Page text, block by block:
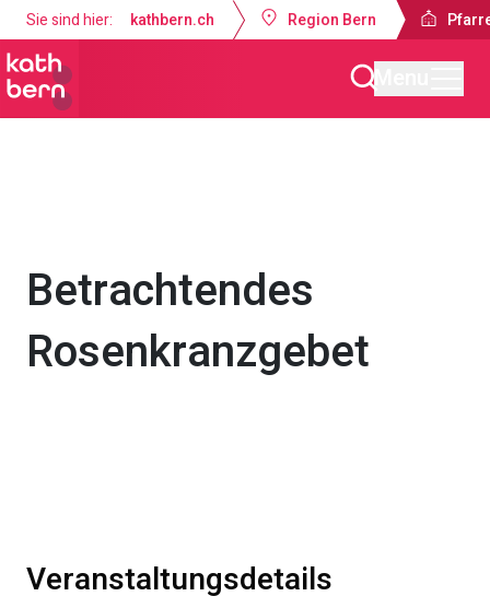
Sie sind hier: kathbern.ch Region Bern
Betrachtendes
Rosenkranzgebet
Veranstaltungsdetails